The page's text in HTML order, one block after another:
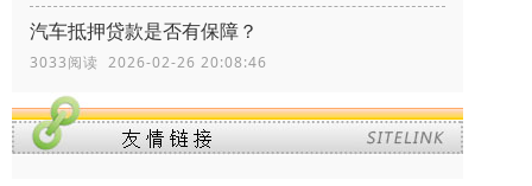
汽车抵押贷款是否有保障？
3033阅读 2026-02-26 20:08:46